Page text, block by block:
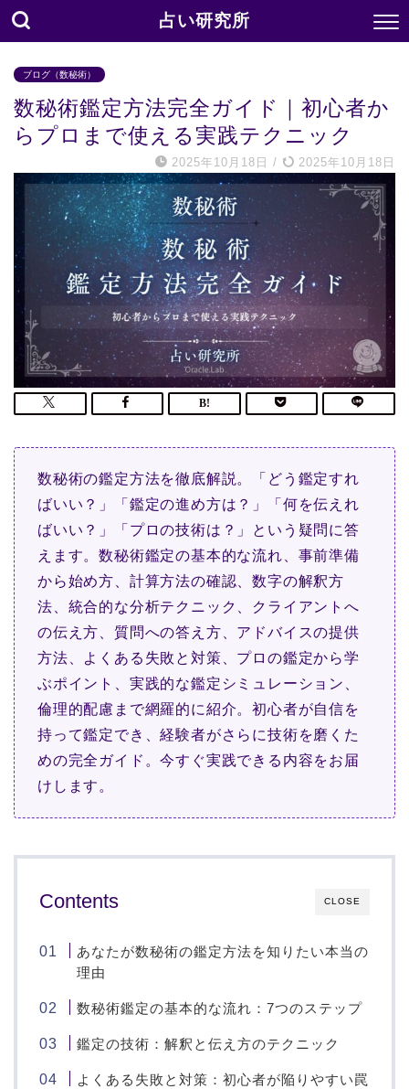
占い研究所
ブログ（数秘術）
数秘術鑑定方法完全ガイド｜初心者か
らプロまで使える実践テクニック
2025年10月18日 / 2025年10月18日
数秘術の鑑定方法を徹底解説。「どう鑑定すれ
ばいい？」「鑑定の進め方は？」「何を伝えれ
ばいい？」「プロの技術は？」という疑問に答
えます。数秘術鑑定の基本的な流れ、事前準備
から始め方、計算方法の確認、数字の解釈方
法、統合的な分析テクニック、クライアントへ
の伝え方、質問への答え方、アドバイスの提供
方法、よくある失敗と対策、プロの鑑定から学
ぶポイント、実践的な鑑定シミュレーション、
倫理的配慮まで網羅的に紹介。初心者が自信を
持って鑑定でき、経験者がさらに技術を磨くた
めの完全ガイド。今すぐ実践できる内容をお届
けします。
CLOSE
Contents
あなたが数秘術の鑑定方法を知りたい本当の
理由
数秘術鑑定の基本的な流れ：7つのステップ
鑑定の技術：解釈と伝え方のテクニック
よくある失敗と対策：初心者が陥りやすい罠